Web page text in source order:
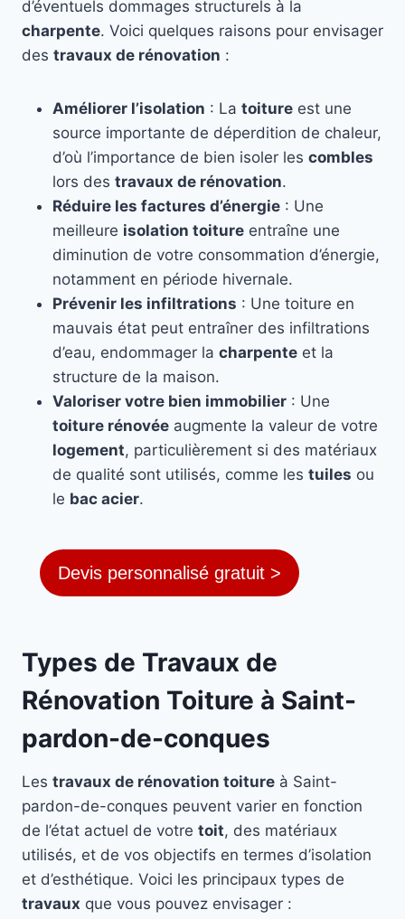
d’éventuels dommages structurels à la
charpente. Voici quelques raisons pour envisager
des travaux de rénovation :
Améliorer l’isolation : La toiture est une
source importante de déperdition de chaleur,
d’où l’importance de bien isoler les combles
lors des travaux de rénovation.
Réduire les factures d’énergie : Une
meilleure isolation toiture entraîne une
diminution de votre consommation d’énergie,
notamment en période hivernale.
Prévenir les infiltrations : Une toiture en
mauvais état peut entraîner des infiltrations
d’eau, endommager la charpente et la
structure de la maison.
Valoriser votre bien immobilier : Une
toiture rénovée augmente la valeur de votre
logement, particulièrement si des matériaux
de qualité sont utilisés, comme les tuiles ou
le bac acier.
Devis personnalisé gratuit >
Types de Travaux de
Rénovation Toiture à Saint-
pardon-de-conques
Les travaux de rénovation toiture à Saint-
pardon-de-conques peuvent varier en fonction
de l’état actuel de votre toit, des matériaux
utilisés, et de vos objectifs en termes d’isolation
et d’esthétique. Voici les principaux types de
travaux que vous pouvez envisager :